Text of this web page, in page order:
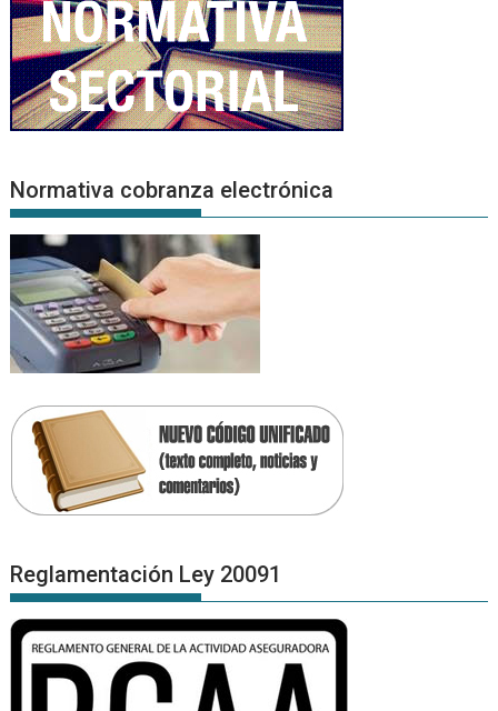
Normativa cobranza electrónica
Reglamentación Ley 20091